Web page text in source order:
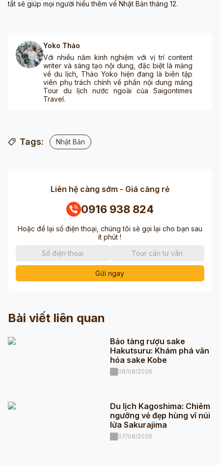
tắt sẽ giúp mọi người hiểu thêm về Nhật Bản tháng 12.
Yoko Thảo
Với nhiều năm kinh nghiệm với vị trí content
writer và sáng tạo nội dung, đặc biệt là mảng
về du lịch, Thảo Yoko hiện đang là biên tập
viên phụ trách chính về phần nội dung mảng
Tour du lịch nước ngoài của Saigontimes
Travel.
Tags: Nhật Bản
Liên hệ càng sớm - Giá càng rẻ
0916 938 824
Hoặc để lại số điện thoại, chúng tôi sẽ gọi lại cho bạn sau
ít phút !
Gửi ngay
Bài viết liên quan
Bảo tàng rượu sake
Hakutsuru: Khám phá văn
hóa sake Kobe
08/08/2026
Du lịch Kagoshima: Chiêm
ngưỡng vẻ đẹp hùng vĩ núi
lửa Sakurajima
07/08/2026